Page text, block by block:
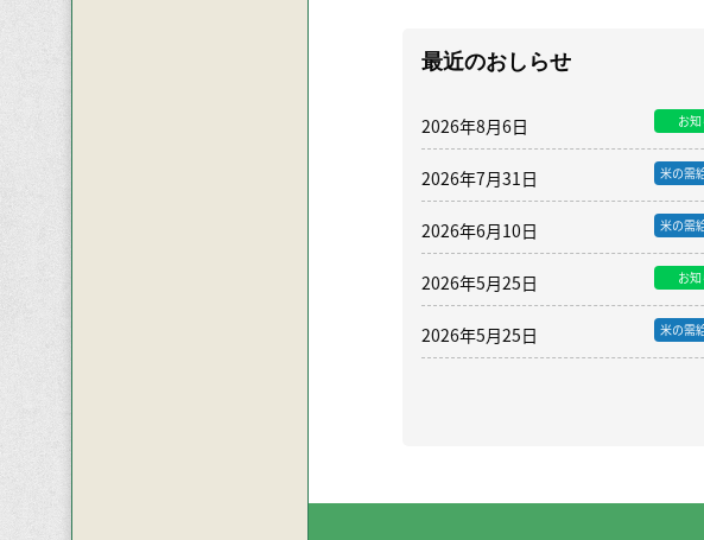
最近のおしらせ
2026年8月6日 お
2026年7月31日 米の需
2026年6月10日 米の需
2026年5月25日 お
2026年5月25日 米の需